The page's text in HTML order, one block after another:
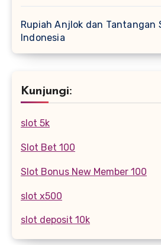
Rupiah Anjlok dan Tantangan
Indonesia
Kunjungi:
slot 5k
Slot Bet 100
Slot Bonus New Member 100
slot x500
slot deposit 10k